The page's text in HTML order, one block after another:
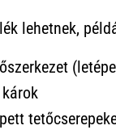
lehetnek,